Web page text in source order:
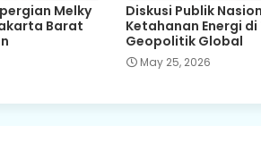
Melky
Barat
Diskusi Publik
Ketahanan Energi di
Geopolitik Global
May 25, 2026